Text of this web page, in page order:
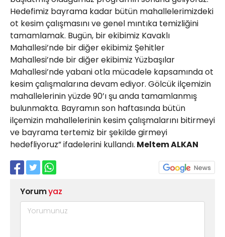
Hedefimiz bayrama kadar bütün mahallelerimizdeki
ot kesim çalışmasını ve genel mıntıka temizliğini
tamamlamak. Bugün, bir ekibimiz Kavaklı
Mahallesi’nde bir diğer ekibimiz Şehitler
Mahallesi’nde bir diğer ekibimiz Yüzbaşılar
Mahallesi’nde yabani otla mücadele kapsamında ot
kesim çalışmalarına devam ediyor. Gölcük ilçemizin
mahallelerinin yüzde 90’ı şu anda tamamlanmış
bulunmakta. Bayramın son haftasında bütün
ilçemizin mahallelerinin kesim çalışmalarını bitirmeyi
ve bayrama tertemiz bir şekilde girmeyi
hedefliyoruz” ifadelerini kullandı. Meltem ALKAN
Yorumyaz